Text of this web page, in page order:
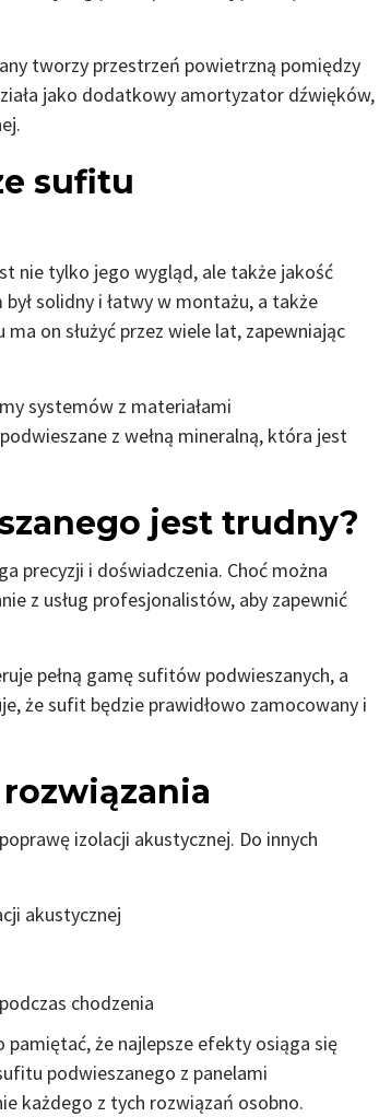
tworzy przestrzeń powietrzną pomiędzy
jako dodatkowy amortyzator dźwięków,
sufitu
nie tylko jego wygląd, ale także jakość
solidny i łatwy w montażu, a także
on służyć przez wiele lat, zapewniając
systemów z materiałami
z wełną mineralną, która jest
jest trudny?
precyzji i doświadczenia. Choć można
z usług profesjonalistów, aby zapewnić
pełną gamę sufitów podwieszanych, a
że sufit będzie prawidłowo zamocowany i
izolacji akustycznej. Do innych
akustycznej
chodzenia
że najlepsze efekty osiąga się
podwieszanego z panelami
każdego z tych rozwiązań osobno.